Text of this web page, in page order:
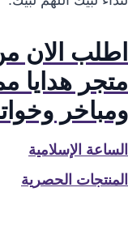
اطلب الان
متجر هدايا
ومباخر
الساعة الإسلامية
المنتجات الحصرية